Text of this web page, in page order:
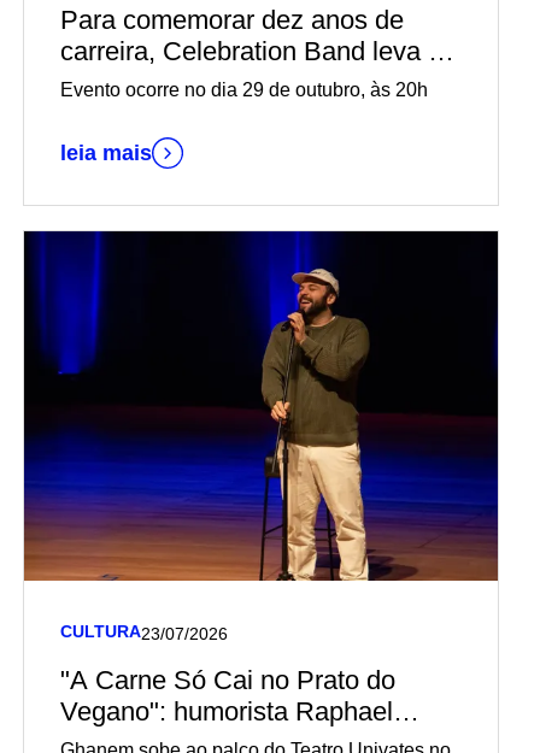
Para comemorar dez anos de
carreira, Celebration Band leva o
espetáculo “A Time to Remember”
Evento ocorre no dia 29 de outubro, às 20h
leia mais
CULTURA23/07/2026
"A Carne Só Cai no Prato do
Vegano": humorista Raphael
Ghanem volta a Lajeado para